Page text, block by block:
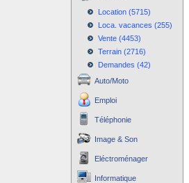
Location (5715)
Loca. vacances (255)
Vente (4453)
Terrain (2716)
Demandes (42)
Auto/Moto
Emploi
Téléphonie
Image & Son
Eléctroménager
Informatique